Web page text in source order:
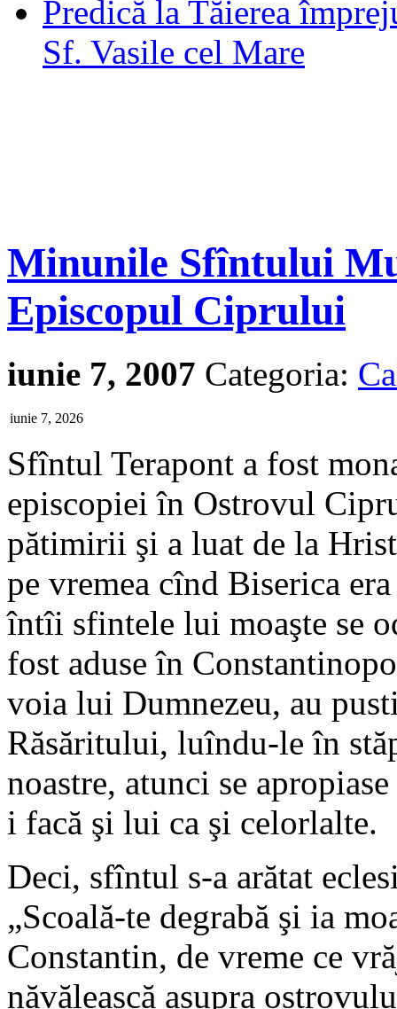
Predică la Tăierea
Sf. Vasile cel Mare
Minunile Sfîntului
Episcopul Ciprului
iunie 7, 2007 Categoria:
iunie 7, 2026
Sfîntul Terapont a fost
episcopiei în Ostrovul
pătimirii şi a luat de la
pe vremea cînd Biserica
întîi sfintele lui moaşte se
fost aduse în
voia lui Dumnezeu, au
Răsăritului, luîndu-le în
noastre, atunci se
i facă şi lui ca şi celorlalte.
Deci, sfîntul s-a arătat
„Scoală-te degrabă şi ia
Constantin, de vreme ce
năvălească asupra